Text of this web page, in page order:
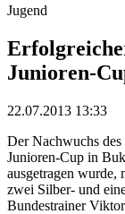
Jugend
Junioren-
22.07.2013 13:33
Der Nachwuchs des
Junioren-Cup in
ausgetragen wurde,
zwei Silber- und
Bundestrainer